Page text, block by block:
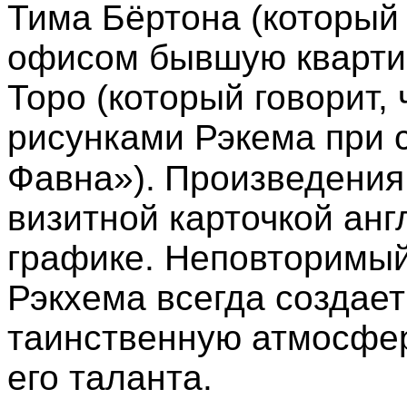
Тима Бёртона
офисом бывшую
Торо (который говорит,
рисунками Рэкема при
Фавна»).
визитной карточкой
графике.
Рэкхема всегда
таинственную
его таланта.